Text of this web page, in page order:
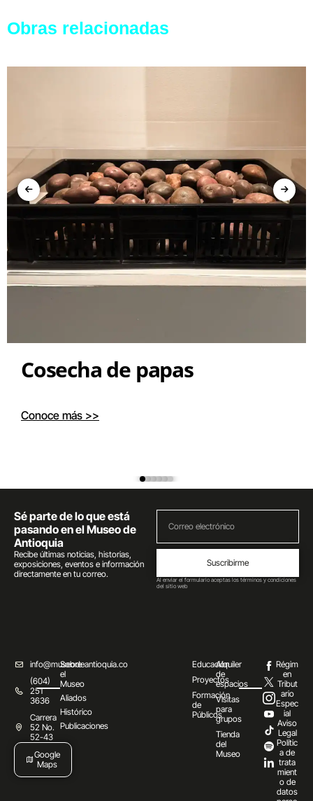
Obras relacionadas
Cosecha de papas
Conoce más >>
Sé parte de lo que está
pasando en el Museo de
Antioquia
Recibe últimas noticias, historias,
exposiciones, eventos e información
directamente en tu correo.
Suscribirme
Al enviar el formulario aceptas los términos y condiciones
del sitio web
info@museodeantioquia.co
(604)
251
3636
Carrera
52 No.
52-43
Google
Maps
Sobre
el
Museo
Aliados
Histórico
Publicaciones
Educación
Proyectos
Formación
de
Públicos
Alquiler
de
espacios
Visitas
para
grupos
Tienda
del
Museo
Régim
en
Tribut
ario
Espec
ial
Aviso
Legal
Polític
a de
trata
mient
o de
datos